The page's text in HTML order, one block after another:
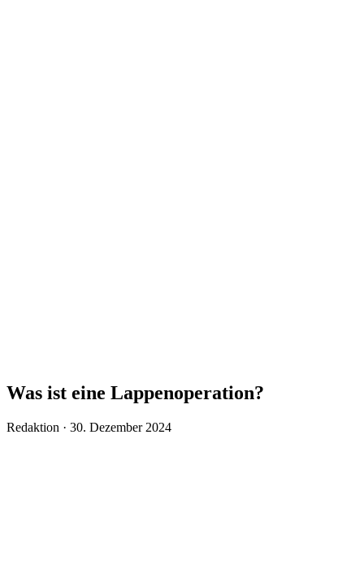
Was ist eine Lappenoperation?
Redaktion · Veröffentlicht
30. Dezember 2024